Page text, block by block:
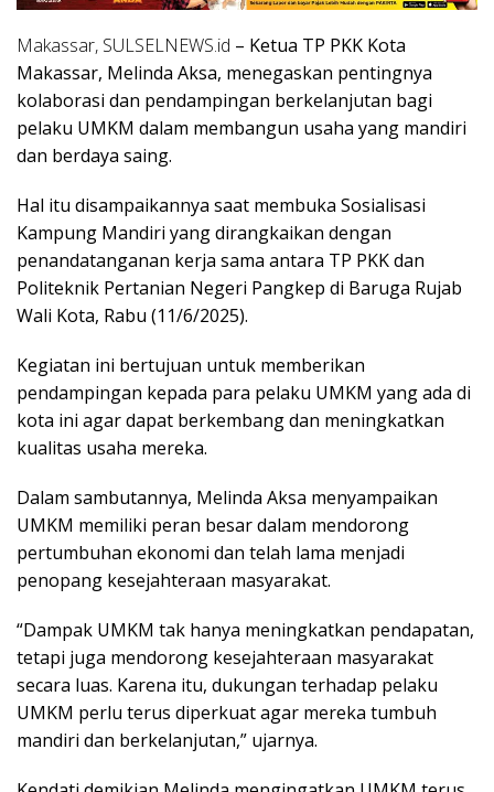
Makassar, SULSELNEWS.id – Ketua TP PKK Kota
Makassar, Melinda Aksa, menegaskan pentingnya
kolaborasi dan pendampingan berkelanjutan bagi
pelaku UMKM dalam membangun usaha yang mandiri
dan berdaya saing.
Hal itu disampaikannya saat membuka Sosialisasi
Kampung Mandiri yang dirangkaikan dengan
penandatanganan kerja sama antara TP PKK dan
Politeknik Pertanian Negeri Pangkep di Baruga Rujab
Wali Kota, Rabu (11/6/2025).
Kegiatan ini bertujuan untuk memberikan
pendampingan kepada para pelaku UMKM yang ada di
kota ini agar dapat berkembang dan meningkatkan
kualitas usaha mereka.
Dalam sambutannya, Melinda Aksa menyampaikan
UMKM memiliki peran besar dalam mendorong
pertumbuhan ekonomi dan telah lama menjadi
penopang kesejahteraan masyarakat.
“Dampak UMKM tak hanya meningkatkan pendapatan,
tetapi juga mendorong kesejahteraan masyarakat
secara luas. Karena itu, dukungan terhadap pelaku
UMKM perlu terus diperkuat agar mereka tumbuh
mandiri dan berkelanjutan,” ujarnya.